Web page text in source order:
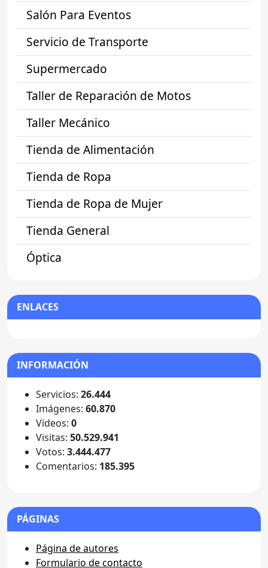
Salón Para Eventos
Servicio de Transporte
Supermercado
Taller de Reparación de Motos
Taller Mecánico
Tienda de Alimentación
Tienda de Ropa
Tienda de Ropa de Mujer
Tienda General
Óptica
ENLACES
INFORMACIÓN
Servicios: 26.444
Imágenes: 60.870
Videos: 0
Visitas: 50.529.941
Votos: 3.444.477
Comentarios: 185.395
PÁGINAS
Página de autores
Formulario de contacto